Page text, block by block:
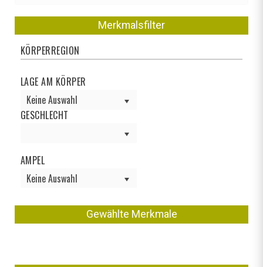
Gewählte Merkmale
Merkmalsfilter
KÖRPERREGION
LAGE AM KÖRPER
Keine Auswahl
GESCHLECHT
AMPEL
Keine Auswahl